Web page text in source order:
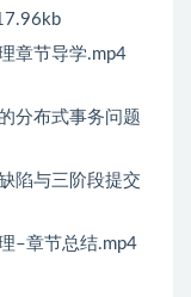
章节导学.mp4
分布式事务问题
陷与三阶段提交
–章节总结.mp4